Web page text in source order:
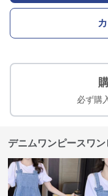
必ず購
デニムワンピースワ